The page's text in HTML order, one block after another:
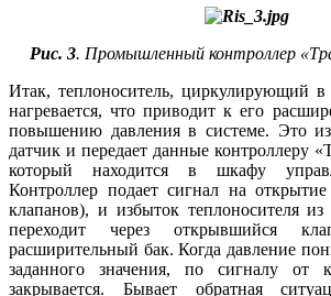
Рис. 3. Промышленный контроллер
Итак, теплоноситель, циркулирующий в
нагревается, что приводит к его
повышению давления в системе. Это
датчик и передает данные контроллеру
который находится в шкафу
Контроллер подает сигнал на
клапанов), и избыток теплоносителя
переходит через открывшийся
расширительный бак. Когда давление
заданного значения, по сигналу от
закрывается. Бывает обратная